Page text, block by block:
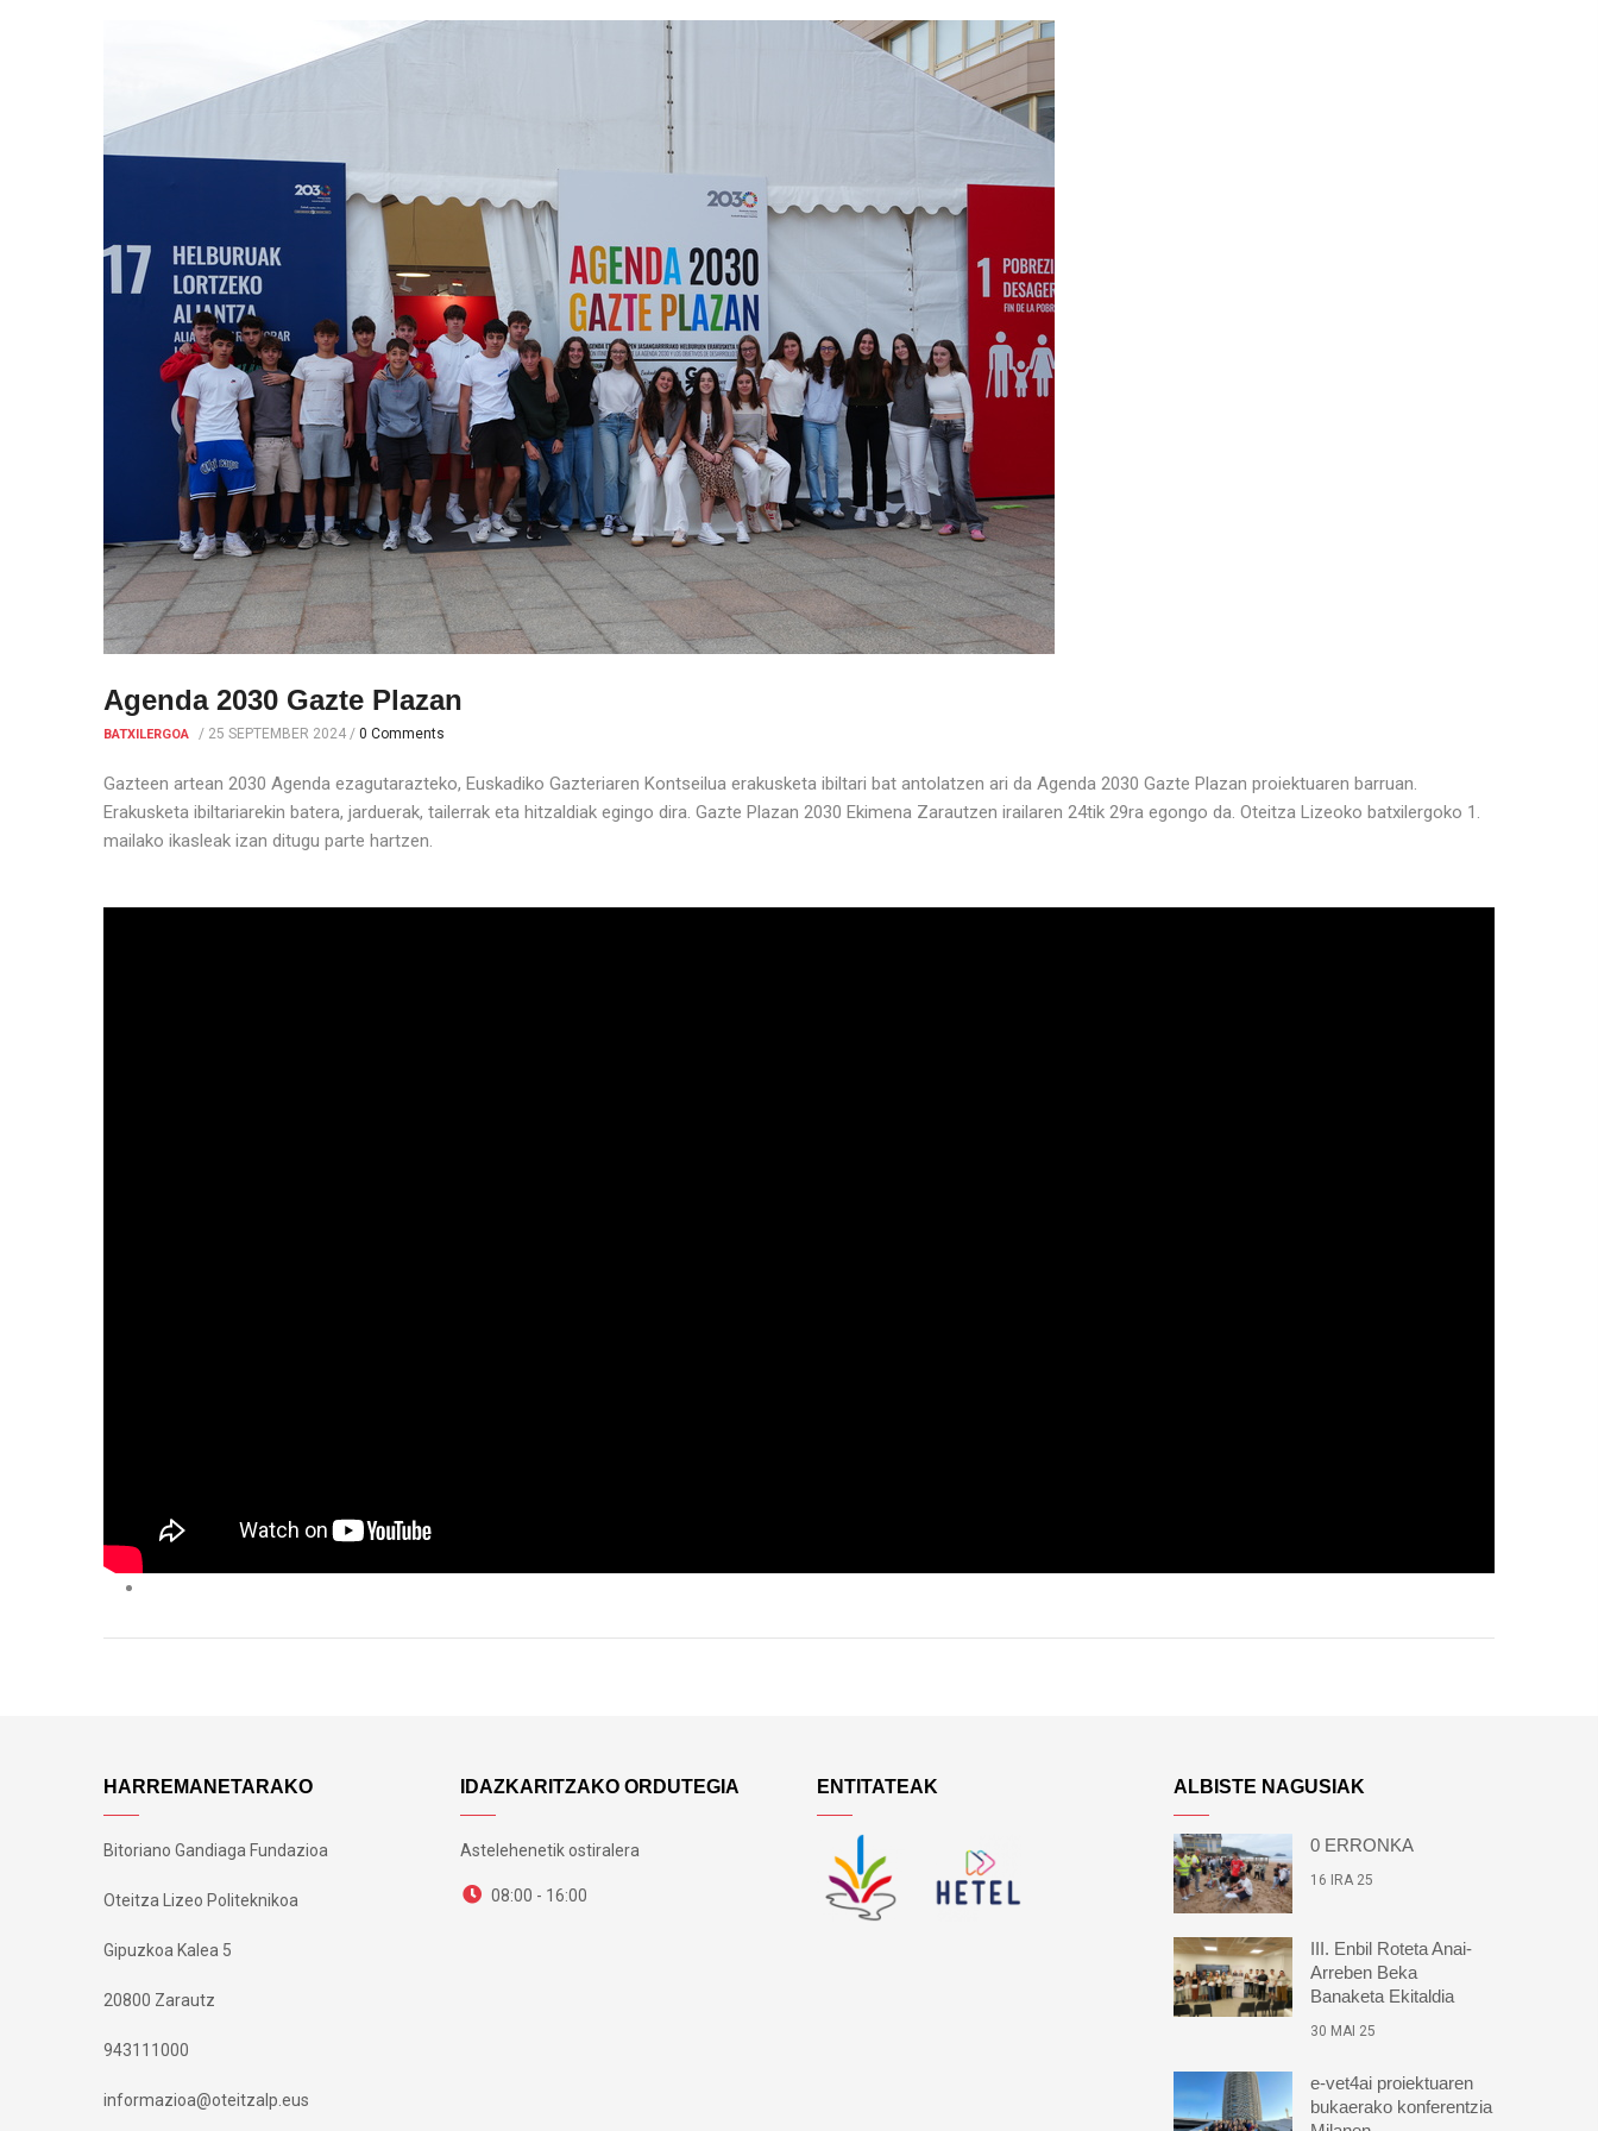
Agenda 2030 Gazte Plazan
BATXILERGOA / 25 SEPTEMBER 2024 / 0 Comments
Gazteen artean 2030 Agenda ezagutarazteko, Euskadiko Gazteriaren Kontseilua erakusketa ibiltari bat antolatzen ari da Agenda 2030 Gazte Plazan proiektuaren barruan.
Erakusketa ibiltariarekin batera, jarduerak, tailerrak eta hitzaldiak egingo dira. Gazte Plazan 2030 Ekimena Zarautzen irailaren 24tik 29ra egongo da. Oteitza Lizeoko batxilergoko 1.
mailako ikasleak izan ditugu parte hartzen.
HARREMANETARAKO
Bitoriano Gandiaga Fundazioa
Oteitza Lizeo Politeknikoa
Gipuzkoa Kalea 5
20800 Zarautz
943111000
informazioa@oteitzalp.eus
IDAZKARITZAKO ORDUTEGIA
Astelehenetik ostiralera
08:00 - 16:00
ENTITATEAK ALBISTE NAGUSIAK
0 ERRONKA
16 IRA 25
III. Enbil Roteta Anai-
Arreben Beka
Banaketa Ekitaldia
30 MAI 25
e-vet4ai proiektuaren
bukaerako konferentzia